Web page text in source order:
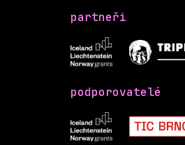
partneři
podporovatelé